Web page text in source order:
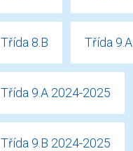
Třída 8.B Třída 9.A
Třída 9.A 2024-2025
Třída 9.B 2024-2025